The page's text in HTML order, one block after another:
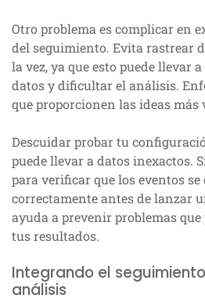
Otro problema es complicar en
del seguimiento. Evita rastrear
la vez, ya que esto puede llevar
datos y dificultar el análisis.
que proporcionen las ideas más
Descuidar probar tu
puede llevar a datos inexactos.
para verificar que los eventos
correctamente antes de lanzar
ayuda a prevenir problemas
tus resultados.
Integrando el
análisis